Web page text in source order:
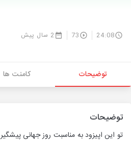
24:08
73 2 سال پیش
توضیحات کامنت ها
توضیحات
تو این اپیزود به مناسبت روز جهانی